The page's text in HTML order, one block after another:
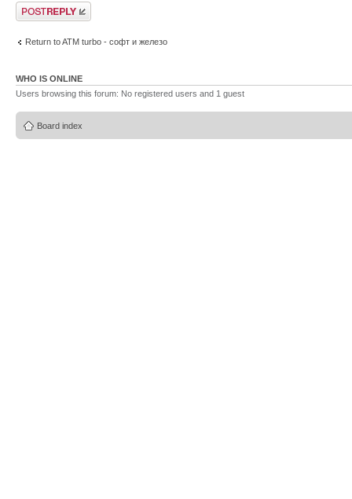
Post a reply
Return to ATM turbo - софт и железо
WHO IS ONLINE
Users browsing this forum: No registered users and 1 guest
Board index